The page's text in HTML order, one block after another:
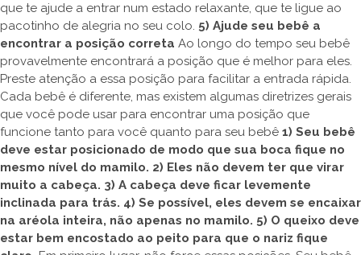
que te ajude a entrar num estado relaxante, que te ligue ao
pacotinho de alegria no seu colo. 5) Ajude seu bebê a
encontrar a posição correta Ao longo do tempo seu bebê
provavelmente encontrará a posição que é melhor para eles.
Preste atenção a essa posição para facilitar a entrada rápida.
Cada bebê é diferente, mas existem algumas diretrizes gerais
que você pode usar para encontrar uma posição que
funcione tanto para você quanto para seu bebê 1) Seu bebê
deve estar posicionado de modo que sua boca fique no
mesmo nível do mamilo. 2) Eles não devem ter que virar
muito a cabeça. 3) A cabeça deve ficar levemente
inclinada para trás. 4) Se possível, eles devem se encaixar
na aréola inteira, não apenas no mamilo. 5) O queixo deve
estar bem encostado ao peito para que o nariz fique